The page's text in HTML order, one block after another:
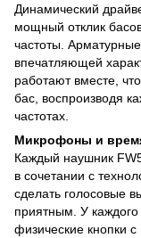
Динамический
мощный отклик
частоты.
впечатляющей
работают вместе,
бас, воспроизводя
частотах.
Микрофоны и
Каждый наушник
в сочетании с
сделать голосовые
приятным. У
физические кнопки